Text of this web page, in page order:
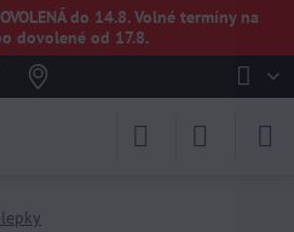
do 14.8. Volné termíny na
dovolené od 17.8.